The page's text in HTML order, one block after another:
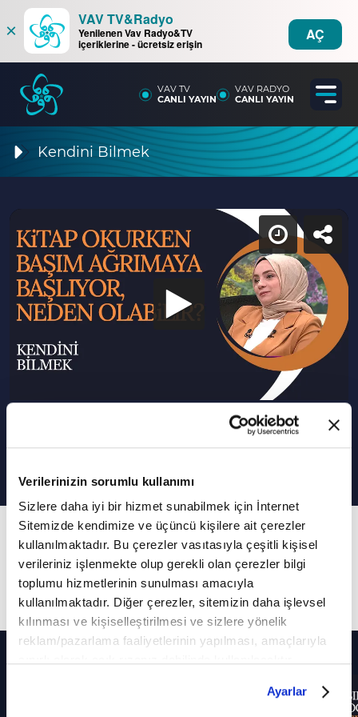
Verilerinizin sorumlu kullanımı
Sizlere daha iyi bir hizmet sunabilmek için İnternet
Sitemizde kendimize ve üçüncü kişilere ait çerezler
kullanılmaktadır. Bu çerezler vasıtasıyla çeşitli kişisel
verileriniz işlenmekte olup gerekli olan çerezler bilgi
toplumu hizmetlerinin sunulması amacıyla
kullanılmaktadır. Diğer çerezler, sitemizin daha işlevsel
kılınması ve kişiselleştirilmesi ve sizlere yönelik
reklam/pazarlama faaliyetlerinin yapılması, amaçlarıyla
belirleyebilirsiniz. Çerezlere ilişkin detaylı bilgi için
Ayarlar
×
VAV TV&Radyo
Yenilenen Vav Radyo&TV
içeriklerine - ücretsiz erişin
AÇ
VAV TV
CANLI YAYIN
VAV RADYO
CANLI YAYIN
Kendini Bilmek
Soru- Cevap I Kendini Bilmek
351. Bölüm
Kitap okurken başım ağrımaya başlıyor, neden
olabilir?
Diğer Bölümler